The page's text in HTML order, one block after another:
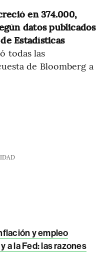
en 374.000,
datos publicados
Estadísticas
todas las
de Bloomberg a
y empleo
a la Fed: las razones